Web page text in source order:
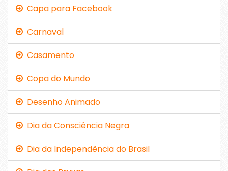
Capa para Facebook
Carnaval
Casamento
Copa do Mundo
Desenho Animado
Dia da Consciência Negra
Dia da Independência do Brasil